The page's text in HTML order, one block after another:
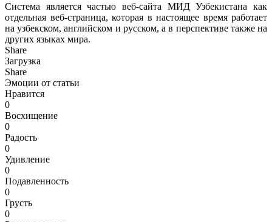
Система является частью веб-сайта МИД Узбекистана как
отдельная веб-страница, которая в настоящее время работает
на узбекском, английском и русском, а в перспективе также на
других языках мира.
Share
Загрузка
Share
Эмоции от статьи
Нравится
0
Восхищение
0
Радость
0
Удивление
0
Подавленность
0
Грусть
0